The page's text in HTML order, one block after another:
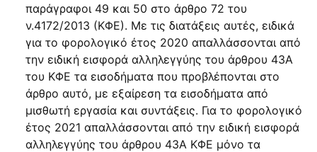
παράγραφοι 49 και 50 στο άρθρο 72 του
ν.4172/2013 (ΚΦΕ). Με τις διατάξεις αυτές, ειδικά
για το φορολογικό έτος 2020 απαλλάσσονται από
την ειδική εισφορά αλληλεγγύης του άρθρου 43Α
του ΚΦΕ τα εισοδήματα που προβλέπονται στο
άρθρο αυτό, με εξαίρεση τα εισοδήματα από
μισθωτή εργασία και συντάξεις. Για το φορολογικό
έτος 2021 απαλλάσσονται από την ειδική εισφορά
αλληλεγγύης του άρθρου 43Α ΚΦΕ μόνο τα